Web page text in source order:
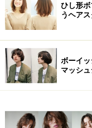
ひし形
うヘア
ボーイ
マッシ